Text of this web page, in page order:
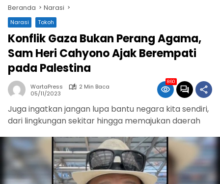
Beranda Narasi
Narasi Tokoh
Konflik Gaza Bukan Perang Agama,
Sam Heri Cahyono Ajak Berempati
pada Palestina
WartaPress
2 Min Baca
05/11/2023
860
Juga ingatkan jangan lupa bantu negara kita sendiri,
dari lingkungan sekitar hingga memajukan daerah